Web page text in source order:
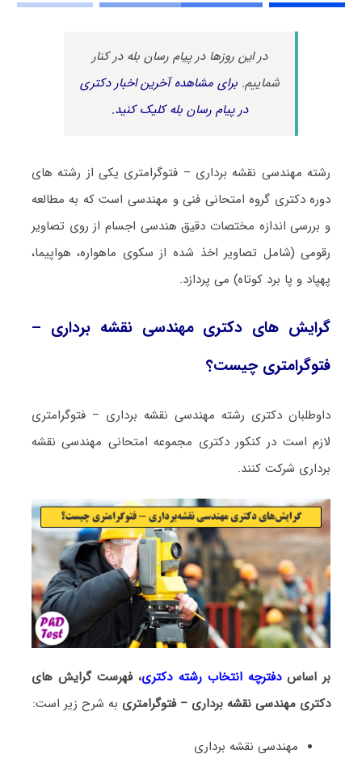
در این روزها در پیام رسان بله در کنار
شماییم.برای مشاهده آخرین اخبار دکتری
در پیام رسان بله کلیک کنید.
رشته ﻣﻬﻨﺪسی نقشه برداری – ﻓﺘﻮﮔﺮاﻣﺘﺮی یکی از رشته های
دوره دکتری گروه امتحانی فنی و مهندسی است که به مطالعه
و بررسی اندازه مختصات دقیق هندسی اجسام از روی تصاویر
رقومی (شامل تصاویر اخذ شده از سکوی ماهواره، هواپیما،
پهپاد و پا برد کوتاه) می پردازد.
گرایش های دکتری ﻣﻬﻨﺪسی نقشه برداری –
ﻓﺘﻮﮔﺮاﻣﺘﺮی چیست؟
داوطلبان دکتری رشته ﻣﻬﻨﺪسی نقشه برداری – ﻓﺘﻮﮔﺮاﻣﺘﺮی
لازم است در کنکور دکتری مجموعه امتحانی ﻣﻬﻨﺪسی نقشه
برداری شرکت کنند.
بر اساسدفترچه انتخاب رشته دکتری، فهرست گرایش های
دکتری ﻣﻬﻨﺪسی نقشه برداری – ﻓﺘﻮﮔﺮاﻣﺘﺮی به شرح زیر است:
ﻣﻬﻨﺪسی نقشه برداری